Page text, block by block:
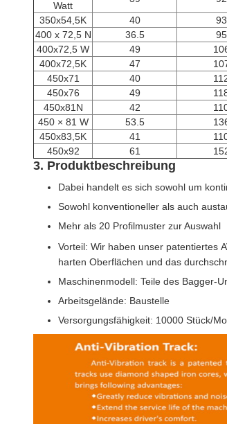
Watt
350x54,5K
40 93
400 x 72,5 N
36.5 95
400x72,5 W
49
400x72,5K
47
450x71
40
450x76
49
450x81N
42
450 × 81 W
53.5
450x83,5K
41
450x92
61
3. Produktbeschreibung
Dabei handelt es sich sowohl um
Sowohl konventioneller als auch
Mehr als 20 Profilmuster zur Auswahl
Vorteil: Wir haben unser patentiertes
harten Oberflächen und das
Maschinenmodell: Teile des Bagger-
Arbeitsgelände: Baustelle
Versorgungsfähigkeit: 10000 Stück/